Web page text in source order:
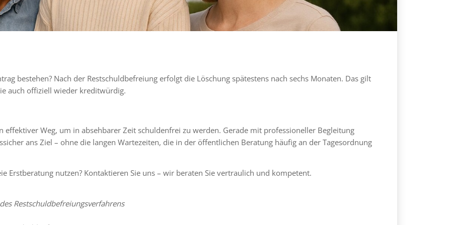
bestehen? Nach der Restschuldbefreiung erfolgt die Löschung spätestens nach sechs Monaten. Das gilt
auch offiziell wieder kreditwürdig.
Weg, um in absehbarer Zeit schuldenfrei zu werden. Gerade mit professioneller Begleitung
ans Ziel – ohne die langen Wartezeiten, die in der öffentlichen Beratung häufig an der Tagesordnung
Erstberatung nutzen? Kontaktieren Sie uns – wir beraten Sie vertraulich und kompetent.
Restschuldbefreiungsverfahrens